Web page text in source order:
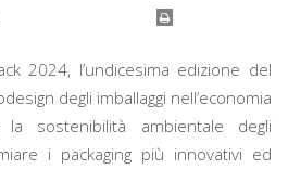
2024, l’undicesima edizione del
degli imballaggi nell’economia
sostenibilità ambientale degli
i packaging più innovativi ed